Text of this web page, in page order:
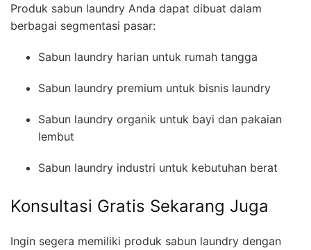
Produk sabun laundry Anda dapat dibuat dalam
berbagai segmentasi pasar:
Sabun laundry harian untuk rumah tangga
Sabun laundry premium untuk bisnis laundry
Sabun laundry organik untuk bayi dan pakaian
lembut
Sabun laundry industri untuk kebutuhan berat
Konsultasi Gratis Sekarang Juga
Ingin segera memiliki produk sabun laundry dengan